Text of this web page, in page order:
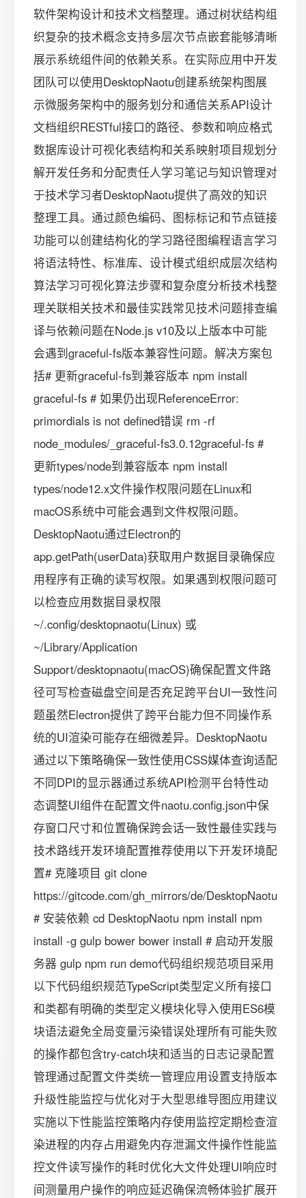
软件架构设计和技术文档整理。通过树状结构组
织复杂的技术概念支持多层次节点嵌套能够清晰
展示系统组件间的依赖关系。在实际应用中开发
团队可以使用DesktopNaotu创建系统架构图展
示微服务架构中的服务划分和通信关系API设计
文档组织RESTful接口的路径、参数和响应格式
数据库设计可视化表结构和关系映射项目规划分
解开发任务和分配责任人学习笔记与知识管理对
于技术学习者DesktopNaotu提供了高效的知识
整理工具。通过颜色编码、图标标记和节点链接
功能可以创建结构化的学习路径图编程语言学习
将语法特性、标准库、设计模式组织成层次结构
算法学习可视化算法步骤和复杂度分析技术栈整
理关联相关技术和最佳实践常见技术问题排查编
译与依赖问题在Node.js v10及以上版本中可能
会遇到graceful-fs版本兼容性问题。解决方案包
括# 更新graceful-fs到兼容版本 npm install
graceful-fs # 如果仍出现ReferenceError:
primordials is not defined错误 rm -rf
node_modules/_graceful-fs3.0.12graceful-fs #
更新types/node到兼容版本 npm install
types/node12.x文件操作权限问题在Linux和
macOS系统中可能会遇到文件权限问题。
DesktopNaotu通过Electron的
app.getPath(userData)获取用户数据目录确保应
用程序有正确的读写权限。如果遇到权限问题可
以检查应用数据目录权限
~/.config/desktopnaotu(Linux) 或
~/Library/Application
Support/desktopnaotu(macOS)确保配置文件路
径可写检查磁盘空间是否充足跨平台UI一致性问
题虽然Electron提供了跨平台能力但不同操作系
统的UI渲染可能存在细微差异。DesktopNaotu
通过以下策略确保一致性使用CSS媒体查询适配
不同DPI的显示器通过系统API检测平台特性动
态调整UI组件在配置文件naotu.config.json中保
存窗口尺寸和位置确保跨会话一致性最佳实践与
技术路线开发环境配置推荐使用以下开发环境配
置# 克隆项目 git clone
https://gitcode.com/gh_mirrors/de/DesktopNaotu
# 安装依赖 cd DesktopNaotu npm install npm
install -g gulp bower bower install # 启动开发服
务器 gulp npm run demo代码组织规范项目采用
以下代码组织规范TypeScript类型定义所有接口
和类都有明确的类型定义模块化导入使用ES6模
块语法避免全局变量污染错误处理所有可能失败
的操作都包含try-catch块和适当的日志记录配置
管理通过配置文件类统一管理应用设置支持版本
升级性能监控与优化对于大型思维导图应用建议
实施以下性能监控策略内存使用监控定期检查渲
染进程的内存占用避免内存泄漏文件操作性能监
控文件读写操作的耗时优化大文件处理UI响应时
间测量用户操作的响应延迟确保流畅体验扩展开